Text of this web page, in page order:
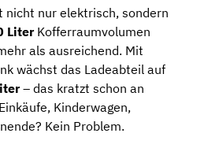
nicht nur elektrisch, sondern
LiterKofferraumvolumen
als ausreichend. Mit
wächst das Ladeabteil auf
– das kratzt schon an
Kinderwagen,
Kein Problem.